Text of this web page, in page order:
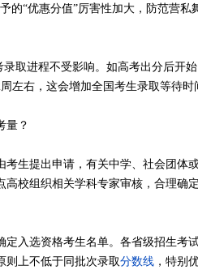
的“优惠分值”厉害性加大，防范营私
进程不受影响。如高考出分后开始
左右，这会增加全国考生录取等待时
？
生提出申请，有关中学、社会团体
高校组织相关学科专家审核，合理确
入选资格考生名单。各省级招生考
则上不低于同批次录取分数线 ，特别